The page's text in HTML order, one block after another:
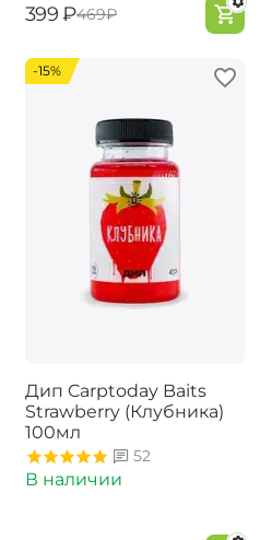
‍399‍ ₽‍469‍₽
-15%
Дип Carptoday Baits
Strawberry (Клубника)
100мл
52
В наличии